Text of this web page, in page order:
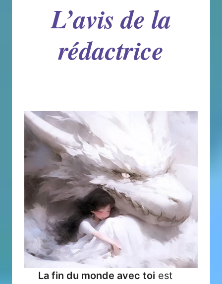
L’avis de la
rédactrice
La fin du monde avec toi est